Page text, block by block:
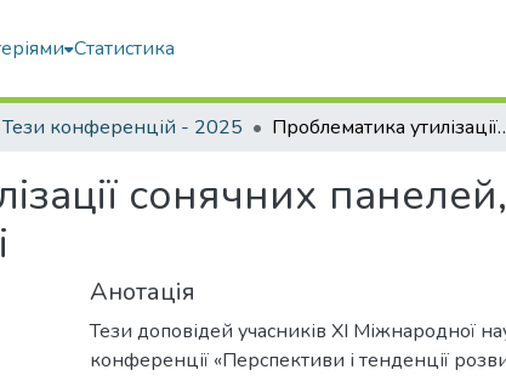
Статистика
Тези конференцій - 2025 Проблематика утилізації
сонячних
Анотація
Тези доповідей учасників XI Міжнародної
конференції «Перспективи і тенденції